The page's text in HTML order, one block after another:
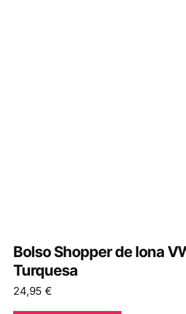
Bolso Shopper de lona
Turquesa
24,95 €